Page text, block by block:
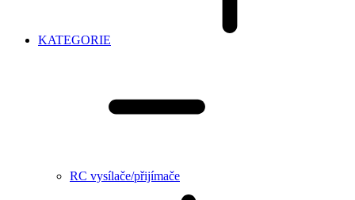
KATEGORIE
RC vysílače/přijímače